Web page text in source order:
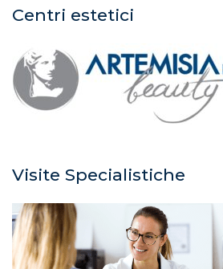
Centri estetici
Visite Specialistiche